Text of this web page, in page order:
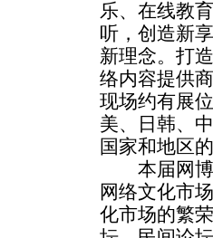
乐、在线教
听，创造新
新理念。打
络内容提供
现场约有展
美、日韩、
国家和地区
本届网博
网络文化市
化市场的繁